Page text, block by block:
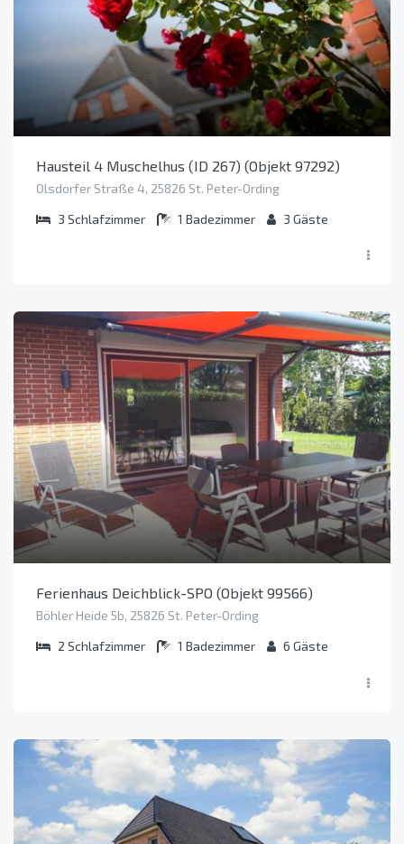
Hausteil 4 Muschelhus (ID 267) (Objekt 97292)
Olsdorfer Straße 4, 25826 St. Peter-Ording
3 Schlafzimmer 1 Badezimmer 3 Gäste
Ferienhaus Deichblick-SPO (Objekt 99566)
Böhler Heide 5b, 25826 St. Peter-Ording
2 Schlafzimmer 1 Badezimmer 6 Gäste